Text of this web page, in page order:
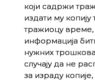
који садржи
издати му
тражиоцу време,
информација
нужних
случају да не
за израду